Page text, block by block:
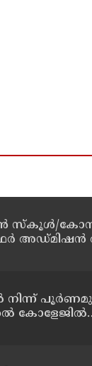
സ്‌കൂൾ/
നിന്ന്
കോളേജിൽ